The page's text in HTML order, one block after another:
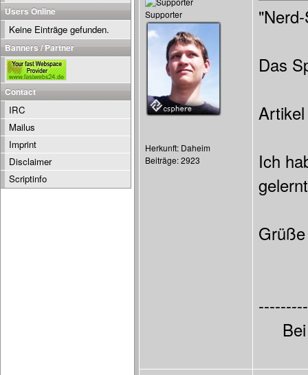
Supporter
Herkunft: Daheim
Beiträge: 2923
Das
Ich
Grüße
Users Online
Keine Einträge gefunden.
Banners / Partner
Contact
IRC
Mailus
Imprint
Disclaimer
Scriptinfo